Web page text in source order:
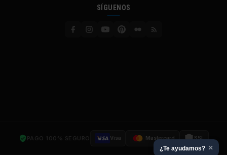
SÍGUENOS
PAGO 100% SEGURO Visa Mastercard SSL
¿Te ayudamos? ×